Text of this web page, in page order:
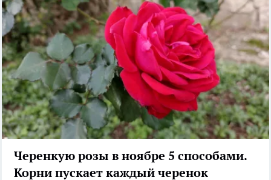
Черенкую розы в ноябре 5 способами.
Корни пускает каждый черенок